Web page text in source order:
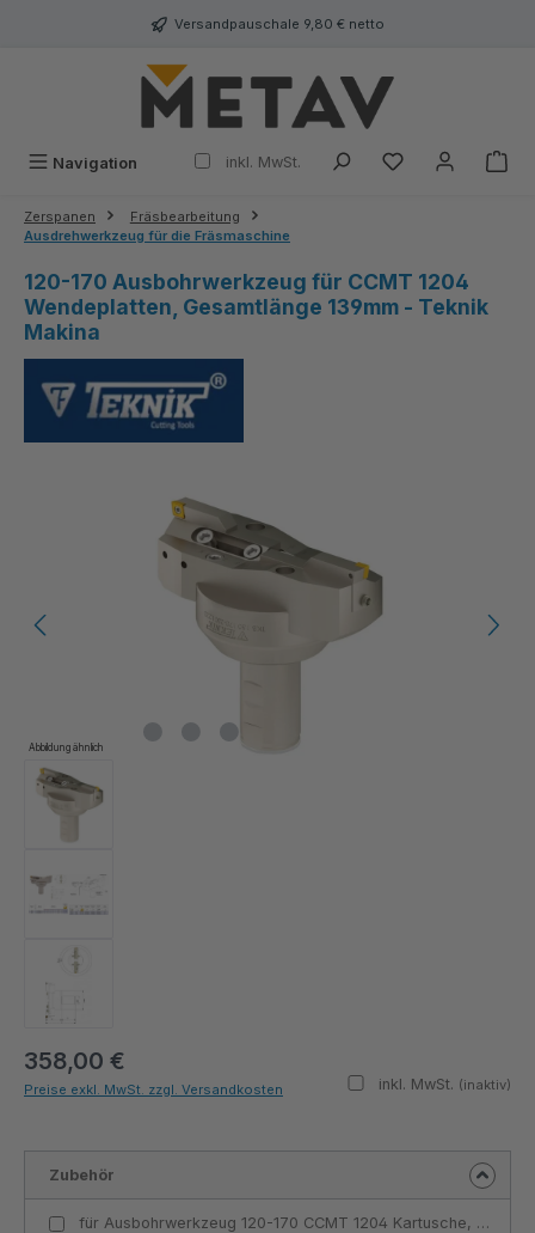
Versandpauschale 9,80 € netto
Navigation inkl. MwSt.
Zerspanen
Fräsbearbeitung
Ausdrehwerkzeug für die Fräsmaschine
120-170 Ausbohrwerkzeug für CCMT 1204
Wendeplatten, Gesamtlänge 139mm - Teknik
Makina
Bildergalerie überspringen
Abbildung ähnlich
358,00 €
inkl. MwSt. (inaktiv)
Preise exkl. MwSt. zzgl. Versandkosten
Zubehör
für Ausbohrwerkzeug 120-170 CCMT 1204 Kartusche, kompatibel - Teknik Makina